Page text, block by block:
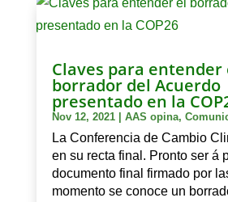
Claves para entender
borrador del Acuerdo
presentado en la
Nov 12, 2021| AAS opina,
La Conferencia de Cambio
en su recta final. Pronto ser á
documento final firmado por
momento se conoce un